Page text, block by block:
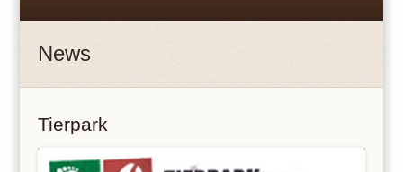
News
Tierpark